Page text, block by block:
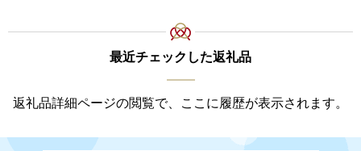
最近チェックした返礼品
返礼品詳細ページの閲覧で、ここに履歴が表示されます。